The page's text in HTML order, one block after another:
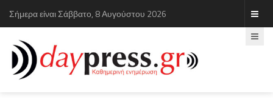
Σήμερα είναι Σάββατο, 8 Αυγούστου 2026